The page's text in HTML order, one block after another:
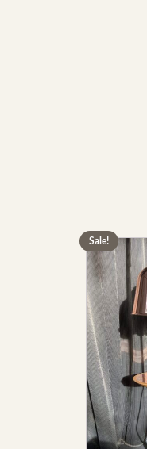
Sale!